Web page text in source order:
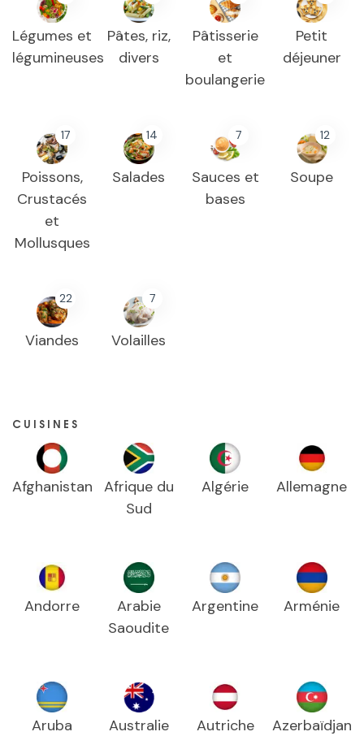
Légumes et
légumineuses
Pâtes, riz,
divers
Pâtisserie
et
boulangerie
Petit
déjeuner
17
Poissons,
Crustacés
et
Mollusques
14
Salades
7
Sauces et
bases
12
Soupe
22
Viandes
7
Volailles
CUISINES
Afghanistan
Afrique du
Sud
Algérie Allemagne
Andorre
Arabie
Saoudite
Argentine Arménie
Aruba Australie Autriche Azerbaïdjan